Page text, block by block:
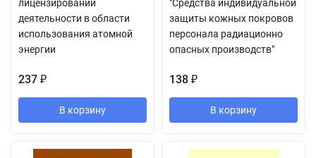
лицензировании
деятельности в области
использования атомной
энергии
237 ₽
В корзину
"Средства индивидуальной
защиты кожных покровов
персонала радиационно
опасных производств"
138 ₽
В корзину